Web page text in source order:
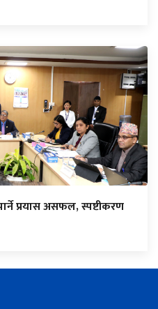
प्रयास असफल, स्पष्टीकरण